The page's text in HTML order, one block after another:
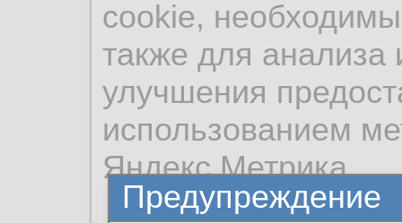
Предупреждение
cookie,
также для анализа
улучшения
использованием
Яндекс.Метрика.